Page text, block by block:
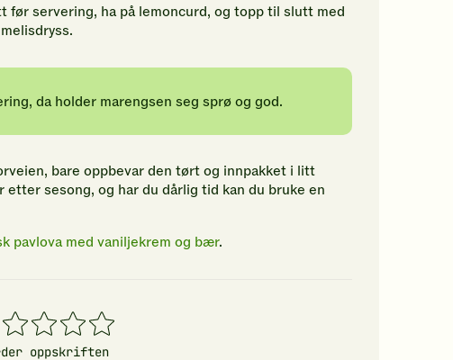
før servering, ha på lemoncurd, og topp til slutt med
da holder marengsen seg sprø og god.
bare oppbevar den tørt og innpakket i litt
sesong, og har du dårlig tid kan du bruke en
pavlova med vaniljekrem og bær.
2
stjerner
3
stjerner
4
stjerner
5
stjerner
oppskriften